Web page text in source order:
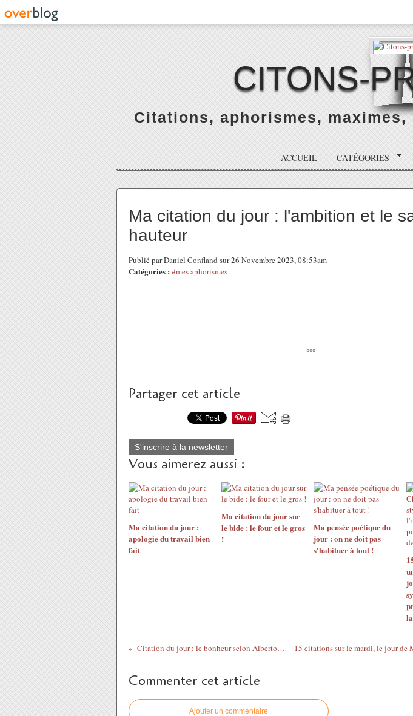
CITONS-
Citations, aphorismes,
ACCUEIL CATÉGORIES
Ma citation du jour : l'ambition et le
hauteur
Publié par Daniel Confland sur 26 Novembre 2023, 08:53am
Catégories : #mes aphorismes
°°°
Partager cet article
S'inscrire à la newsletter
Vous aimerez aussi :
Ma citation du jour :
apologie du travail bien
fait
Ma citation du jour sur
le bide : le four et le gros
!
Ma pensée poétique du
jour : on ne doit pas
s'habituer à tout !
Citation du jour : le bonheur selon Alberto Moravia
Commenter cet article
Ajouter un commentaire